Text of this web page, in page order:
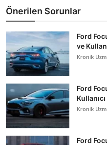
Önerilen Sorunlar
Ford
ve
Kronik
Ford
Kronik
Ford